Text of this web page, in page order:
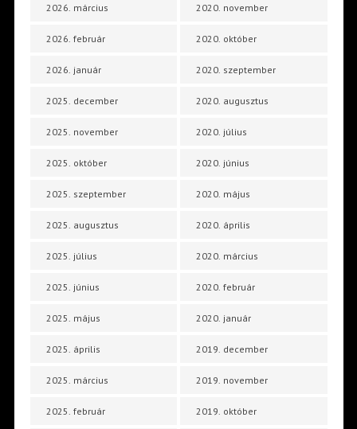
2026. március
2026. február
2026. január
2025. december
2025. november
2025. október
2025. szeptember
2025. augusztus
2025. július
2025. június
2025. május
2025. április
2025. március
2025. február
2020. november
2020. október
2020. szeptember
2020. augusztus
2020. július
2020. június
2020. május
2020. április
2020. március
2020. február
2020. január
2019. december
2019. november
2019. október